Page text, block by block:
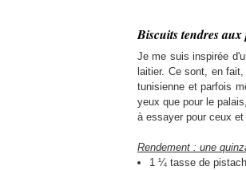
Biscuits tendres aux
Je me suis inspirée
laitier. Ce sont, en
tunisienne et parfois
yeux que pour le
à essayer pour ceux
Rendement : une
1 ¼ tasse de